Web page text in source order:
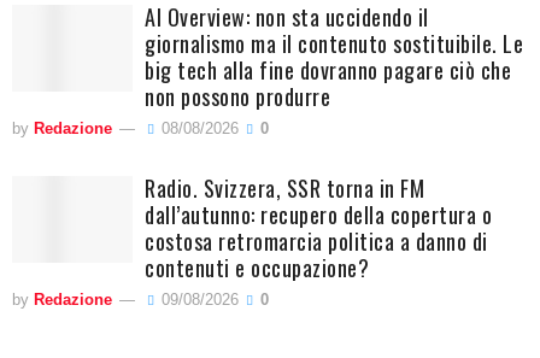
AI Overview: non sta uccidendo il
giornalismo ma il contenuto sostituibile. Le
big tech alla fine dovranno pagare ciò che
non possono produrre
by Redazione 08/08/2026 0
Radio. Svizzera, SSR torna in FM
dall’autunno: recupero della copertura o
costosa retromarcia politica a danno di
contenuti e occupazione?
by Redazione 09/08/2026 0